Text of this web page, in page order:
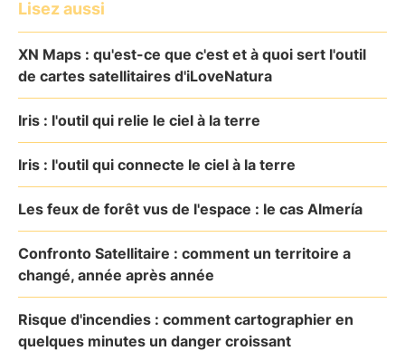
Lisez aussi
XN Maps : qu'est-ce que c'est et à quoi sert l'outil
de cartes satellitaires d'iLoveNatura
Iris : l'outil qui relie le ciel à la terre
Iris : l'outil qui connecte le ciel à la terre
Les feux de forêt vus de l'espace : le cas Almería
Confronto Satellitaire : comment un territoire a
changé, année après année
Risque d'incendies : comment cartographier en
quelques minutes un danger croissant